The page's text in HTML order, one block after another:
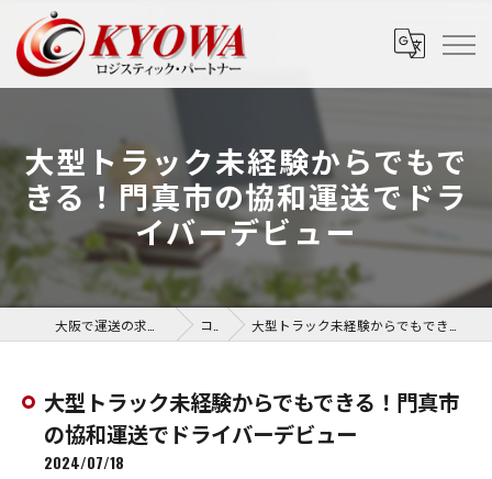
大型トラック未経験からでもで
きる！門真市の協和運送でドラ
イバーデビュー
コラム 大型トラック未経験からでもできる！門真市の協和運送でドライバーデビュー
大型トラック未経験からでもできる！門真市
の協和運送でドライバーデビュー
2024/07/18